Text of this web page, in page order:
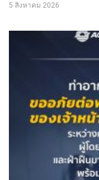
5 สิงหาคม 2026